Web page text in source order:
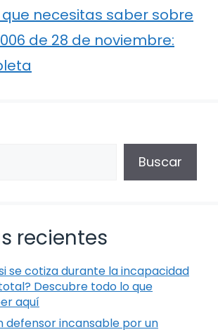
que necesitas saber sobre
de 28 de noviembre:
Buscar
recientes
se cotiza durante la incapacidad
Descubre todo lo que
aquí
defensor incansable por un